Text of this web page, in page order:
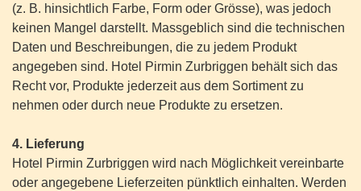
(z. B. hinsichtlich Farbe, Form oder Grösse), was jedoch
keinen Mangel darstellt. Massgeblich sind die technischen
Daten und Beschreibungen, die zu jedem Produkt
angegeben sind. Hotel Pirmin Zurbriggen behält sich das
Recht vor, Produkte jederzeit aus dem Sortiment zu
nehmen oder durch neue Produkte zu ersetzen.
4. Lieferung
Hotel Pirmin Zurbriggen wird nach Möglichkeit vereinbarte
oder angegebene Lieferzeiten pünktlich einhalten. Werden